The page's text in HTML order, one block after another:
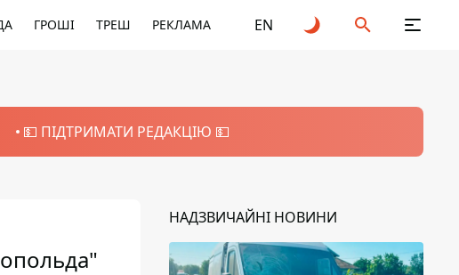
ГРОШІ ТРЕШ РЕКЛАМА EN
💵 ПІДТРИМАТИ РЕДАКЦІЮ 💵
НАДЗВИЧАЙНІ НОВИНИ